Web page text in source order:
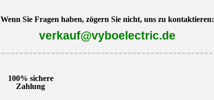
Wenn Sie Fragen haben, zögern Sie nicht, uns zu kontaktieren:
verkauf@vyboelectric.de
100% sichere
Zahlung